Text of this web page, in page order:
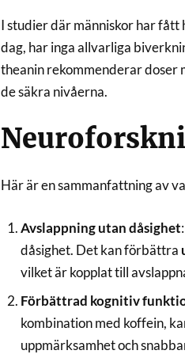
I studier där människor har fått
dag, har inga allvarliga
theanin rekommenderar doser
de säkra nivåerna.
Här är en sammanfattning av
Avslappning utan dåsighet
dåsighet. Det kan förbättra
vilket är kopplat till
Förbättrad kognitiv
kombination med koffein,
uppmärksamhet och